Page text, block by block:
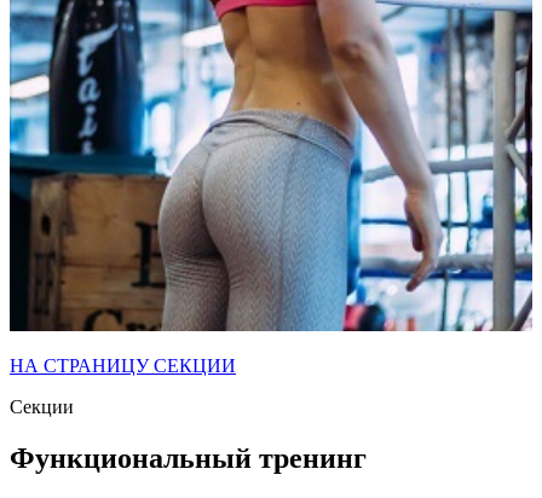
НА СТРАНИЦУ СЕКЦИИ
Секции
Функциональный тренинг